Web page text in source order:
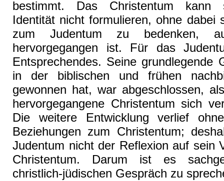
bestimmt. Das Christentum kann
Identität nicht formulieren, ohne dabei
zum Judentum zu bedenken,
hervorgegangen ist. Für das
Entsprechendes. Seine grundlegende
in der biblischen und frühen
gewonnen hat, war abgeschlossen,
hervorgegangene Christentum sich
Die weitere Entwicklung verlief
Beziehungen zum Christentum;
Judentum nicht der Reflexion auf sein
Christentum. Darum ist es
christlich-jüdischen Gespräch zu